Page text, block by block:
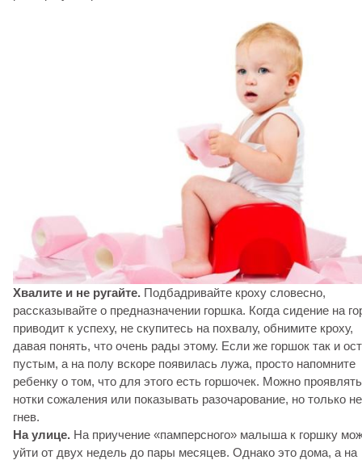
Хвалите и не ругайте. Подбадривайте кроху словесно,
рассказывайте о предназначении горшка. Когда сидение на
приводит к успеху, не скупитесь на похвалу, обнимите кроху,
давая понять, что очень рады этому. Если же горшок так и
пустым, а на полу вскоре появилась лужа, просто напомните
ребенку о том, что для этого есть горшочек. Можно проявлять
нотки сожаления или показывать разочарование, но только не
гнев.
На улице. На приучение «памперсного» малыша к горшку
уйти от двух недель до пары месяцев. Однако это дома, а на